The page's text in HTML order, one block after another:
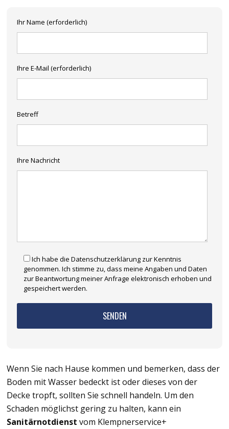
Ihr Name (erforderlich)
Ihre E-Mail (erforderlich)
Betreff
Ihre Nachricht
Ich habe die Datenschutzerklärung zur Kenntnis
genommen. Ich stimme zu, dass meine Angaben und Daten
zur Beantwortung meiner Anfrage elektronisch erhoben und
gespeichert werden.
Wenn Sie nach Hause kommen und bemerken, dass der
Boden mit Wasser bedeckt ist oder dieses von der
Decke tropft, sollten Sie schnell handeln. Um den
Schaden möglichst gering zu halten, kann ein
Sanitärnotdienst vom Klempnerservice+